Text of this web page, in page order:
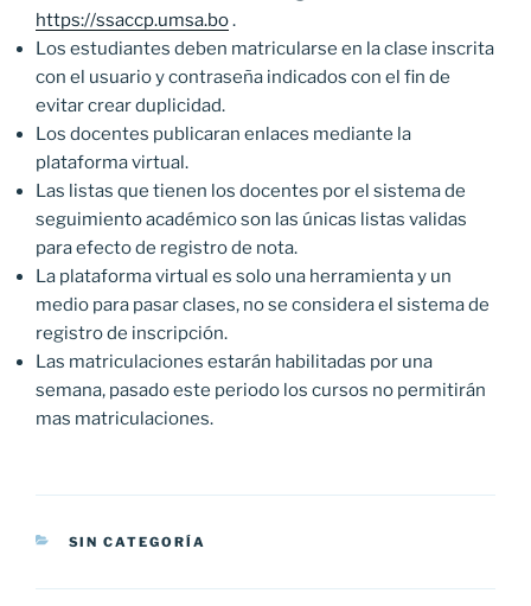
https://ssaccp.umsa.bo.
Los estudiantes deben matricularse en la clase inscrita
con el usuario y contraseña indicados con el fin de
evitar crear duplicidad.
Los docentes publicaran enlaces mediante la
plataforma virtual.
Las listas que tienen los docentes por el sistema de
seguimiento académico son las únicas listas validas
para efecto de registro de nota.
La plataforma virtual es solo una herramienta y un
medio para pasar clases, no se considera el sistema de
registro de inscripción.
Las matriculaciones estarán habilitadas por una
semana, pasado este periodo los cursos no permitirán
mas matriculaciones.
CATEGORÍAS
SIN CATEGORÍA